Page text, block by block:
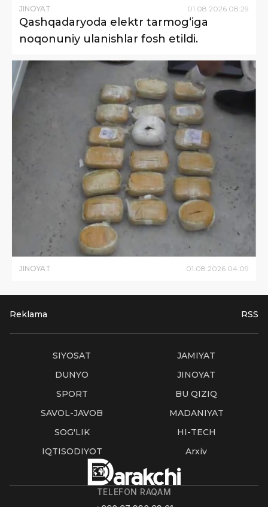
JINOYAT 01 08 2026 08:29
Qashqadaryoda elektr tarmog‘iga
noqonuniy ulanishlar fosh etildi.
JINOYAT 01.08.2026 04:09
Reklama RSS
SIYOSAT
JAMIYAT
DUNYO
JINOYAT
SPORT
BU QIZIQ
SAVOL-JAVOB
MADANIYAT
SOG'LIK
HI-TECH
IQTISODIYOT
Arxiv
TELEFON RAQAM